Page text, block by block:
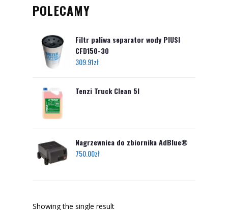
POLECAMY
Filtr paliwa separator wody PIUSI
CFD150-30
309.91zł
Tenzi Truck Clean 5l
Nagrzewnica do zbiornika AdBlue®
750.00zł
Showing the single result